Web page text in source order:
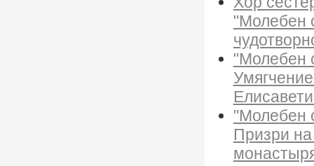
"Молебен
"Молебен
"Молебен
Призри